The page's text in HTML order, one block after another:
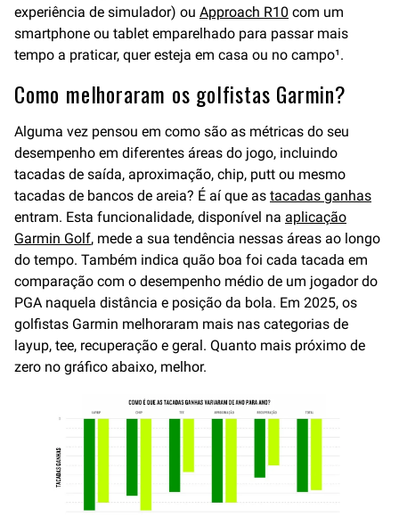
experiência de simulador) ou Approach R10 com um
smartphone ou tablet emparelhado para passar mais
tempo a praticar, quer esteja em casa ou no campo¹.
Como melhoraram os golfistas Garmin?
Alguma vez pensou em como são as métricas do seu
desempenho em diferentes áreas do jogo, incluindo
tacadas de saída, aproximação, chip, putt ou mesmo
tacadas de bancos de areia? É aí que as tacadas ganhas
entram. Esta funcionalidade, disponível na aplicação
Garmin Golf, mede a sua tendência nessas áreas ao longo
do tempo. Também indica quão boa foi cada tacada em
comparação com o desempenho médio de um jogador do
PGA naquela distância e posição da bola. Em 2025, os
golfistas Garmin melhoraram mais nas categorias de
layup, tee, recuperação e geral. Quanto mais próximo de
zero no gráfico abaixo, melhor.